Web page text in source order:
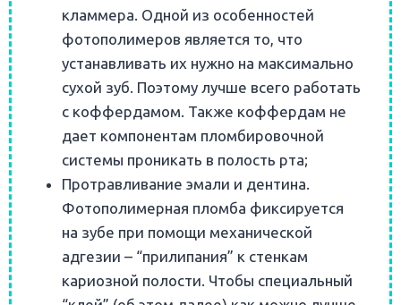
кламмера. Одной из особенностей
фотополимеров является то, что
устанавливать их нужно на максимально
сухой зуб. Поэтому лучше всего работать
с коффердамом. Также коффердам не
дает компонентам пломбировочной
системы проникать в полость рта;
Протравливание эмали и дентина.
Фотополимерная пломба фиксируется
на зубе при помощи механической
адгезии – “прилипания” к стенкам
кариозной полости. Чтобы специальный